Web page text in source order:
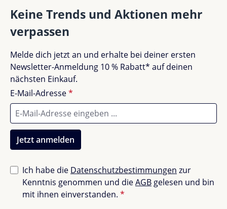
Akzeptierbar (0)
Unbefriedigend (0) 0%
Bewerte dieses Produkt!
Teile deine Erfahrungen mit anderen Kunden.
Bewertungen nur in der aktuellen Sprache anzeigen.
Keine Trends und Aktionen mehr
verpassen
Melde dich jetzt an und erhalte bei deiner ersten
Newsletter-Anmeldung 10 % Rabatt* auf deinen
nächsten Einkauf.
E-Mail-Adresse*
Jetzt anmelden
Ich habe die Datenschutzbestimmungen zur
Kenntnis genommen und dieAGB gelesen und bin
mit ihnen einverstanden. *